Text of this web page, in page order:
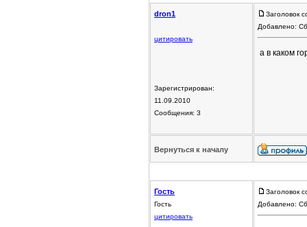
dron1
цитировать
Зарегистрирован:
11.09.2010
Сообщения: 3
Заголовок
Добавлено:
а в каком
Вернуться к началу
Гость
Гость
цитировать
Заголовок
Добавлено: